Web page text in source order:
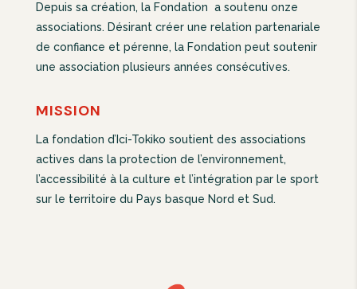
Depuis sa création, la Fondation a soutenu onze
associations. Désirant créer une relation partenariale
de confiance et pérenne, la Fondation peut soutenir
une association plusieurs années consécutives.
MISSION
La fondation d’Ici-Tokiko soutient des associations
actives dans la protection de l’environnement,
l’accessibilité à la culture et l’intégration par le sport
sur le territoire du Pays basque Nord et Sud.